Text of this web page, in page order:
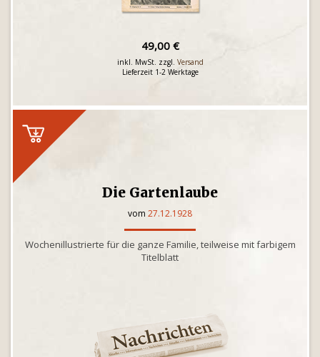
49,00 €
inkl. MwSt. zzgl. Versand
Lieferzeit 1-2 Werktage
Die Gartenlaube
vom 27.12.1928
Wochenillustrierte für die ganze Familie, teilweise mit farbigem
Titelblatt